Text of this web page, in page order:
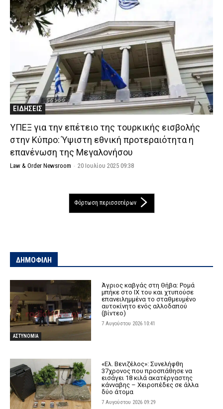
ΕΙΔΗΣΕΙΣ
ΥΠΕΞ για την επέτειο της τουρκικής εισβολής
στην Κύπρο: Ύψιστη εθνική προτεραιότητα η
επανένωση της Μεγαλονήσου
Law & Order Newsroom - 20 Ιουλίου 2025 09:38
Φόρτωση περισσοτέρων
ΔΗΜΟΦΙΛΗ
ΑΣΤΥΝΟΜΙΑ
Άγριος καβγάς στη Θήβα: Ρομά
μπήκε στο ΙΧ του και χτυπούσε
επανειλημμένα το σταθμευμένο
αυτοκίνητο ενός αλλοδαπού
(βίντεο)
7 Αυγούστου 2026 10:41
«Ελ. Βενιζέλος»: Συνελήφθη
37χρονος που προσπάθησε να
εισάγει 18 κιλά ακατέργαστης
κάνναβης – Χειροπέδες σε άλλα
δύο άτομα
7 Αυγούστου 2026 09:29